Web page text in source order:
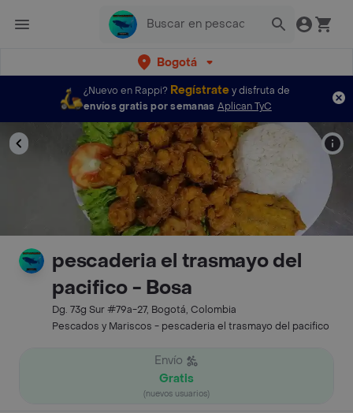
Bogotá
¿Nuevo en Rappi? Regístratey disfruta de
envíos gratis por semanas Aplican TyC
pescaderia el trasmayo del
pacifico - Bosa
Dg. 73g Sur #79a-27, Bogotá, Colombia
Pescados y Mariscos - pescaderia el trasmayo del pacifico
Envío
Gratis
(nuevos usuarios)